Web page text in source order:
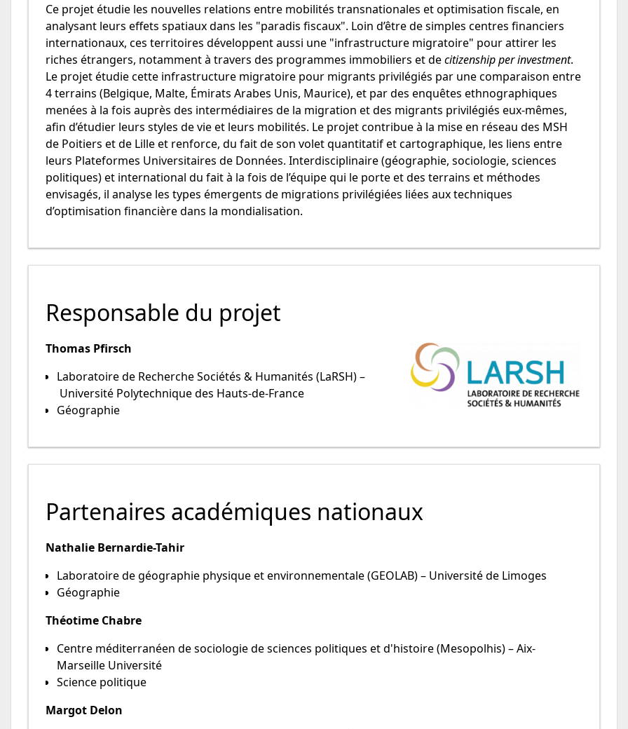
Ce projet étudie les nouvelles relations entre mobilités transnationales et optimisation fiscale, en
analysant leurs effets spatiaux dans les "paradis fiscaux". Loin d’être de simples centres financiers
internationaux, ces territoires développent aussi une "infrastructure migratoire" pour attirer les
riches étrangers, notamment à travers des programmes immobiliers et decitizenship per investment.
Le projet étudie cette infrastructure migratoire pour migrants privilégiés par une comparaison entre
4 terrains (Belgique, Malte, Émirats Arabes Unis, Maurice), et par des enquêtes ethnographiques
menées à la fois auprès des intermédiaires de la migration et des migrants privilégiés eux-mêmes,
afin d’étudier leurs styles de vie et leurs mobilités. Le projet contribue à la mise en réseau des MSH
de Poitiers et de Lille et renforce, du fait de son volet quantitatif et cartographique, les liens entre
leurs Plateformes Universitaires de Données. Interdisciplinaire (géographie, sociologie, sciences
politiques) et international du fait à la fois de l’équipe qui le porte et des terrains et méthodes
envisagés, il analyse les types émergents de migrations privilégiées liées aux techniques
d’optimisation financière dans la mondialisation.
Responsable du projet
Thomas Pfirsch
Laboratoire de Recherche Sociétés & Humanités (LaRSH) –
Université Polytechnique des Hauts-de-France
Géographie
Partenaires académiques nationaux
Nathalie Bernardie-Tahir
Laboratoire de géographie physique et environnementale (GEOLAB) – Université de Limoges
Géographie
Théotime Chabre
Centre méditerranéen de sociologie de sciences politiques et d'histoire (Mesopolhis) – Aix-
Marseille Université
Science politique
Margot Delon